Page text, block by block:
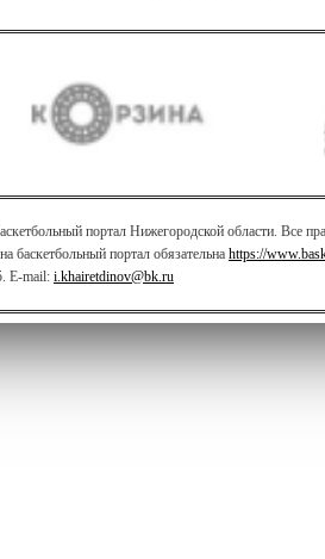
портал Нижегородской области. Все
баскетбольный портал обязательна https://
E-mail: i.khairetdinov@bk.ru